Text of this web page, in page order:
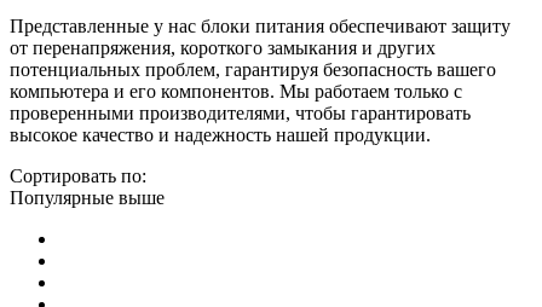
Представленные у нас блоки питания обеспечивают защиту
от перенапряжения, короткого замыкания и других
потенциальных проблем, гарантируя безопасность вашего
компьютера и его компонентов. Мы работаем только с
проверенными производителями, чтобы гарантировать
высокое качество и надежность нашей продукции.
Сортировать по:
Популярные выше